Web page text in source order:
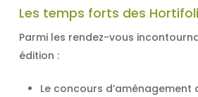
Les temps forts des
Parmi les rendez-vous
édition :
Le concours